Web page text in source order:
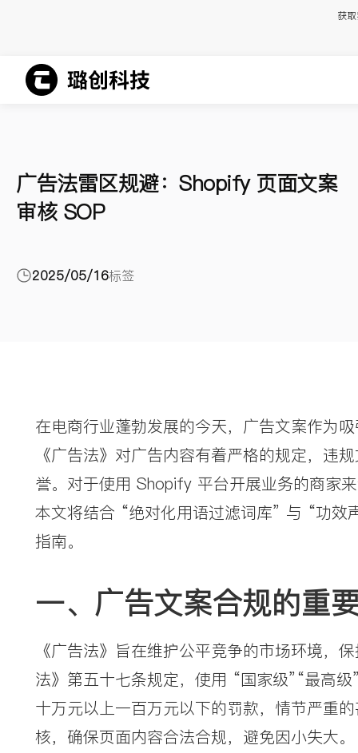
获
广告法雷区规避：Shopify 页面文案
审核 SOP
2025/05/16标签
在电商行业蓬勃发展的今天，广告文案作为
《广告法》对广告内容有着严格的规定，违
誉。对于使用 Shopify 平台开展业务的商家
本文将结合 “绝对化用语过滤词库” 与 “功
指南。
一、广告文案合规的重
《广告法》旨在维护公平竞争的市场环境，
法》第五十七条规定，使用 “国家级”“最高
十万元以上一百万元以下的罚款，情节严重
核，确保页面内容合法合规，避免因小失大。